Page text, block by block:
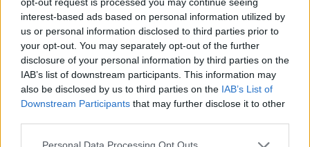
interest-based ads based on personal information utilized by
us or personal information disclosed to third parties prior to
your opt-out. You may separately opt-out of the further
disclosure of your personal information by third parties on the
IAB’s list of downstream participants. This information may
also be disclosed by us to third parties on the IAB’s List of
Downstream Participants that may further disclose it to other
Please note that this website/app uses one or more Google
importanti come la morte di Ronald Reagan ed è
stata tra i giornalisti che hanno coperto il
catastrofico tsunami asiatico nel dicembre 2004. Al
momento, è stata promossa come conduttrice del
programma del fine settimana della CNN
Newsroom Atlanta.